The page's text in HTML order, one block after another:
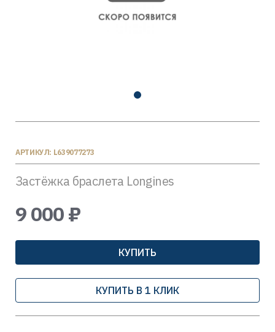
АРТИКУЛ: L639077273
Застёжка браслета Longines
9 000 ₽
КУПИТЬ
КУПИТЬ В 1 КЛИК